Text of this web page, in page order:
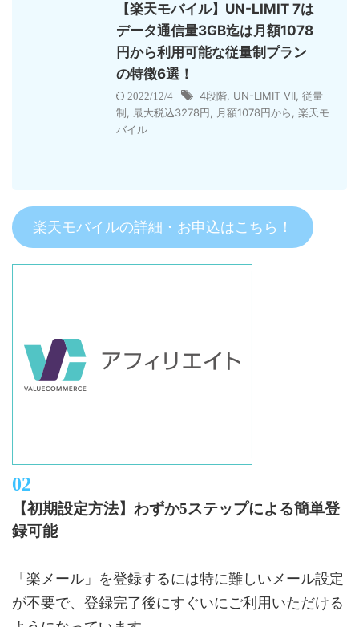
【楽天モバイル】UN-LIMIT 7は
データ通信量3GB迄は月額1078
円から利用可能な従量制プラン
の特徴6選！
2022/12/4 4段階, UN-LIMIT VII, 従量
制, 最大税込3278円, 月額1078円から, 楽天モ
バイル
楽天モバイルの詳細・お申込はこちら！
【初期設定方法】わずか5ステップによる簡単登
録可能
「楽メール」を登録するには特に難しいメール設定
が不要で、登録完了後にすぐいにご利用いただける